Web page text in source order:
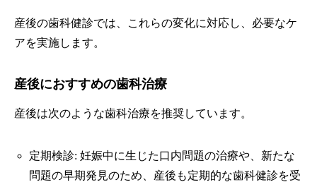
産後の歯科健診では、これらの変化に対応し、必要なケ
アを実施します。
産後におすすめの歯科治療
産後は次のような歯科治療を推奨しています。
定期検診: 妊娠中に生じた口内問題の治療や、新たな
問題の早期発見のため、産後も定期的な歯科健診を受